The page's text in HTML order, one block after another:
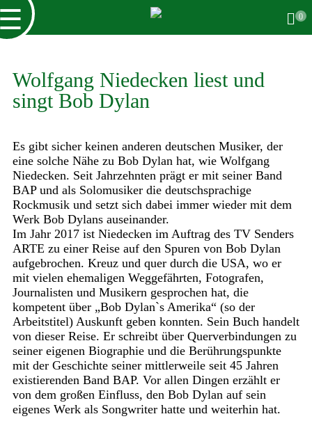
0
Wolfgang Niedecken liest und
singt Bob Dylan
Es gibt sicher keinen anderen deutschen Musiker, der
eine solche Nähe zu Bob Dylan hat, wie Wolfgang
Niedecken. Seit Jahrzehnten prägt er mit seiner Band
BAP und als Solomusiker die deutschsprachige
Rockmusik und setzt sich dabei immer wieder mit dem
Werk Bob Dylans auseinander.
Im Jahr 2017 ist Niedecken im Auftrag des TV Senders
ARTE zu einer Reise auf den Spuren von Bob Dylan
aufgebrochen. Kreuz und quer durch die USA, wo er
mit vielen ehemaligen Weggefährten, Fotografen,
Journalisten und Musikern gesprochen hat, die
kompetent über „Bob Dylan`s Amerika“ (so der
Arbeitstitel) Auskunft geben konnten. Sein Buch handelt
von dieser Reise. Er schreibt über Querverbindungen zu
seiner eigenen Biographie und die Berührungspunkte
mit der Geschichte seiner mittlerweile seit 45 Jahren
existierenden Band BAP. Vor allen Dingen erzählt er
von dem großen Einfluss, den Bob Dylan auf sein
eigenes Werk als Songwriter hatte und weiterhin hat.